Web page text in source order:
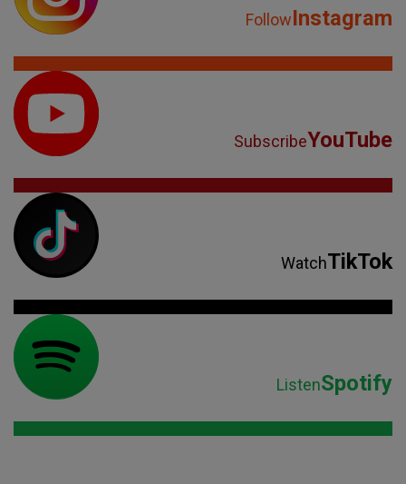
FollowInstagram
SubscribeYouTube
WatchTikTok
ListenSpotify